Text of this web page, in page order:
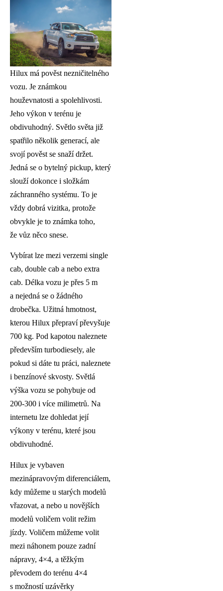
Hilux má pověst nezničitelného
vozu. Je známkou
houževnatosti a spolehlivosti.
Jeho výkon v terénu je
obdivuhodný. Světlo světa již
spatřilo několik generací, ale
svojí pověst se snaží držet.
Jedná se o bytelný pickup, který
slouží dokonce i složkám
záchranného systému. To je
vždy dobrá vizitka, protože
obvykle je to známka toho,
že vůz něco snese.
Vybírat lze mezi verzemi single
cab, double cab a nebo extra
cab. Délka vozu je přes 5 m
a nejedná se o žádného
drobečka. Užitná hmotnost,
kterou Hilux přepraví převyšuje
700 kg. Pod kapotou naleznete
především turbodiesely, ale
pokud si dáte tu práci, naleznete
i benzínové skvosty. Světlá
výška vozu se pohybuje od
200-300 i více milimetrů. Na
internetu lze dohledat její
výkony v terénu, které jsou
obdivuhodné.
Hilux je vybaven
mezinápravovým diferenciálem,
kdy můžeme u starých modelů
vřazovat, a nebo u novějších
modelů voličem volit režim
jízdy. Voličem můžeme volit
mezi náhonem pouze zadní
nápravy, 4×4, a těžkým
převodem do terénu 4×4
s možností uzávěrky